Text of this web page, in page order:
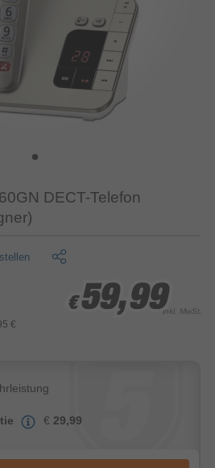
DECT-Telefon
€
€ 59,99
€ 59,99
€ 59,99inkl. MwSt.
€ 29,99